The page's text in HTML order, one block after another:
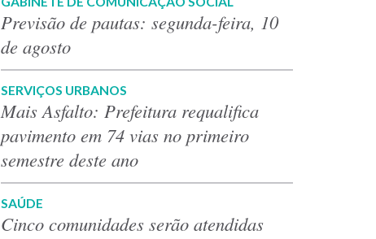
Previsão de pautas: segunda-feira, 10
de agosto
SERVIÇOS URBANOS
Mais Asfalto: Prefeitura requalifica
pavimento em 74 vias no primeiro
semestre deste ano
SAÚDE
Cinco comunidades serão atendidas